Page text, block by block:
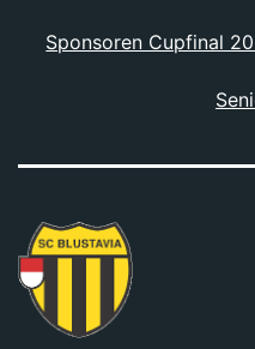
Sponsoren Cupfinal